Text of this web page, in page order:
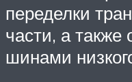
переделки
части, а
шинами